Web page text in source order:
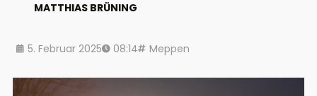
MATTHIAS BRÜNING
5. Februar 2025 08:14 Meppen